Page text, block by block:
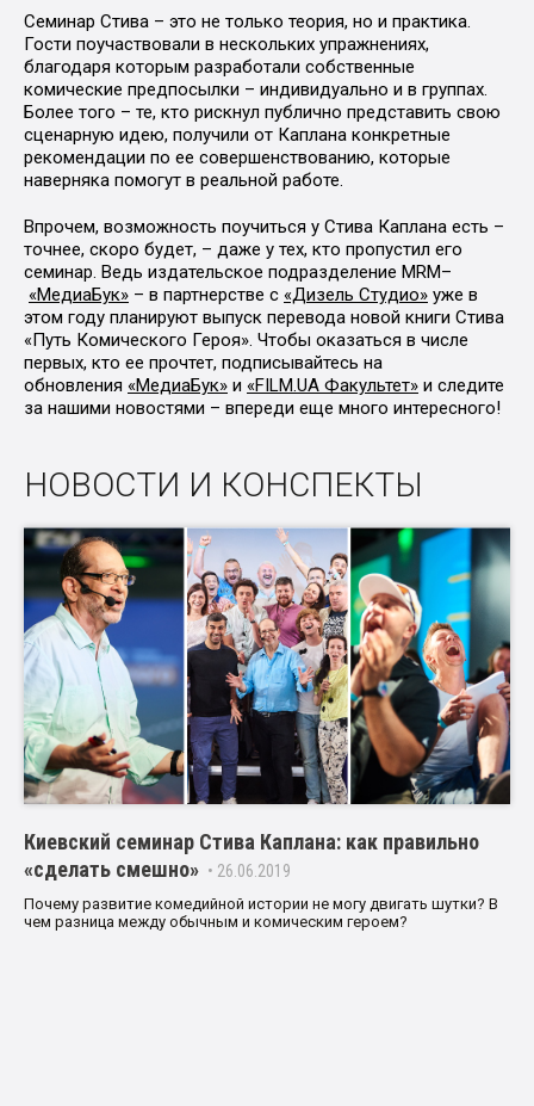
Семинар Стива – это не только теория, но и практика.
Гости поучаствовали в нескольких упражнениях,
благодаря которым разработали собственные
комические предпосылки – индивидуально и в группах.
Более того – те, кто рискнул публично представить свою
сценарную идею, получили от Каплана конкретные
рекомендации по ее совершенствованию, которые
наверняка помогут в реальной работе.
Впрочем, возможность поучиться у Стива Каплана есть –
точнее, скоро будет, – даже у тех, кто пропустил его
семинар. Ведь издательское подразделение MRM–
«МедиаБук» – в партнерстве с «Дизель Студио» уже в
этом году планируют выпуск перевода новой книги Стива
«Путь Комического Героя». Чтобы оказаться в числе
первых, кто ее прочтет, подписывайтесь на
обновления «МедиаБук» и «FILM.UA Факультет» и следите
за нашими новостями – впереди еще много интересного!
НОВОСТИ И КОНСПЕКТЫ
Киевский семинар Стива Каплана: как правильно
«сделать смешно» • 26.06.2019
Почему развитие комедийной истории не могу двигать шутки? В
чем разница между обычным и комическим героем?